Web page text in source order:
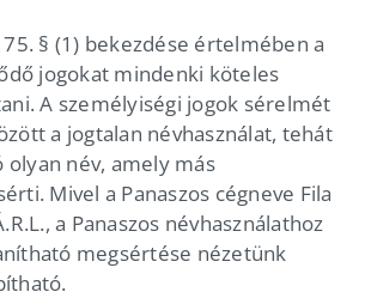
75. § (1) bekezdése értelmében a
jogokat mindenki köteles
A személyiségi jogok sérelmét
a jogtalan névhasználat, tehát
olyan név, amely más
Mivel a Panaszos cégneve Fila
a Panaszos névhasználathoz
megsértése nézetünk